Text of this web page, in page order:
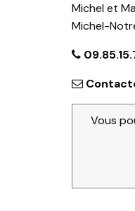
Michel et
Michel-
Vous